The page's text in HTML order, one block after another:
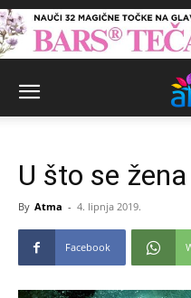
U što se
By Atma - 4. lipnja 2019.
Facebook